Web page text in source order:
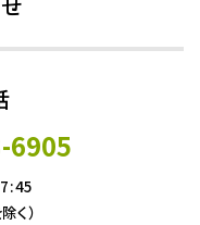
6905
く）